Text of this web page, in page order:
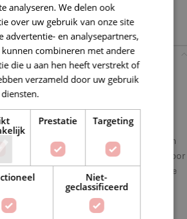
Delen:
Oranje: Natuurlijke Elegantie voor
balans tussen zachtheid en
Cotton Yak, een garen dat luxe
met zacht katoen. Deze harmonie van
in een garen dat geschikt is voor
projecten, van elegante truien tot lichte
Yak?
analyseren. We delen ook
over uw gebruik van onze site
advertentie- en analysepartners,
kunnen combineren met andere
die u aan hen heeft verstrekt of
verzameld door uw gebruik
Prestatie Targeting
Niet-
geclassificeerd